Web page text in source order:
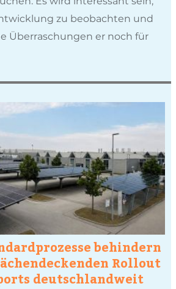
zu beobachten und
Überraschungen er noch für
behindern
Rollout
deutschlandweit